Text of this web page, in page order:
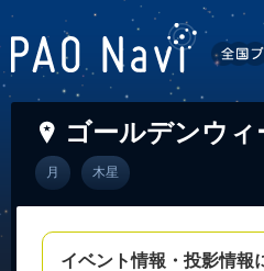
ゴールデンウ
月 木星
イベント情報・投影情報